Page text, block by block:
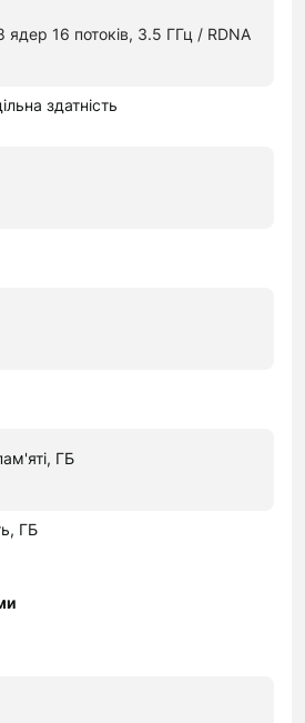
ядер 16 потоків, 3.5 ГГц / RDNA
здатність
ГБ
ГБ